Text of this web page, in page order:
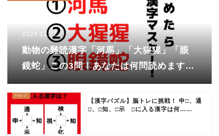
2024.12.22
動物の難読漢字「河馬」「大猩猩」「眼
鏡蛇」この3問！あなたは何問読めます
か？
【漢字パズル】脳トレに挑戦！ 申□、通
□、□知、□示 □に入る漢字は何…...